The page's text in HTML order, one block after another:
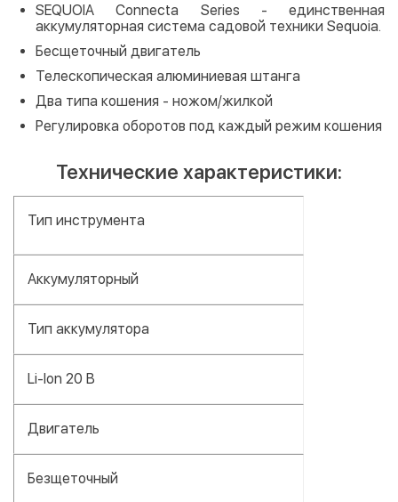
SEQUOIA Connecta Series - единственная
аккумуляторная система садовой техники Sequoia.
Бесщеточный двигатель
Телескопическая алюминиевая штанга
Два типа кошения - ножом/жилкой
Регулировка оборотов под каждый режим кошения
Технические характеристики:
Тип инструмента
Аккумуляторный
Тип аккумулятора
Li-lon 20 В
Двигатель
Безщеточный